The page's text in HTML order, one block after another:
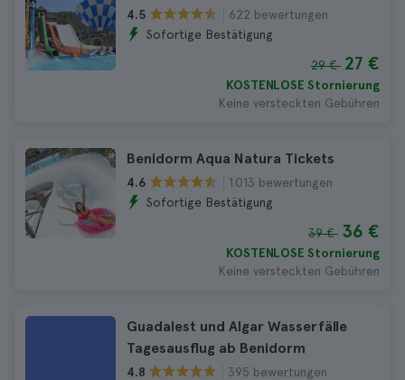
4.5
622 bewertungen
Sofortige Bestätigung
29 € 27 €
KOSTENLOSE Stornierung
Keine versteckten Gebühren
Benidorm Aqua Natura Tickets
4.6
1.013 bewertungen
Sofortige Bestätigung
39 € 36 €
KOSTENLOSE Stornierung
Keine versteckten Gebühren
Guadalest und Algar Wasserfälle
Tagesausflug ab Benidorm
4.8
395 bewertungen